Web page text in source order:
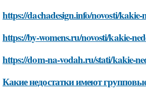
https://dachadesign.info/novosti/
https://by-womens.ru/novosti/kakie-
https://dom-na-vodah.ru/stati/kakie-
Какие недостатки имеют